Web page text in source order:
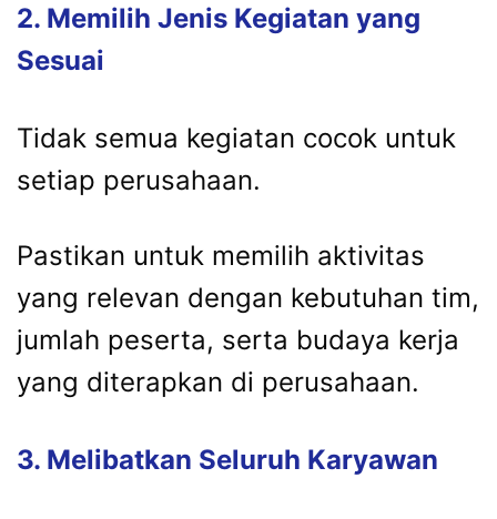
2. Memilih Jenis Kegiatan yang
Sesuai
Tidak semua kegiatan cocok untuk
setiap perusahaan.
Pastikan untuk memilih aktivitas
yang relevan dengan kebutuhan tim,
jumlah peserta, serta budaya kerja
yang diterapkan di perusahaan.
3. Melibatkan Seluruh Karyawan